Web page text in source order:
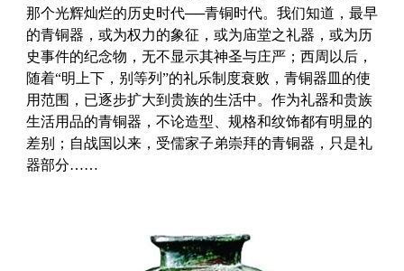
那个光辉灿烂的历史时代──青铜时代。我们知道，最早
的青铜器，或为权力的象征，或为庙堂之礼器，或为历
史事件的纪念物，无不显示其神圣与庄严；西周以后，
随着“明上下，别等列”的礼乐制度衰败，青铜器皿的使
用范围，已逐步扩大到贵族的生活中。作为礼器和贵族
生活用品的青铜器，不论造型、规格和纹饰都有明显的
差别；自战国以来，受儒家子弟崇拜的青铜器，只是礼
器部分……